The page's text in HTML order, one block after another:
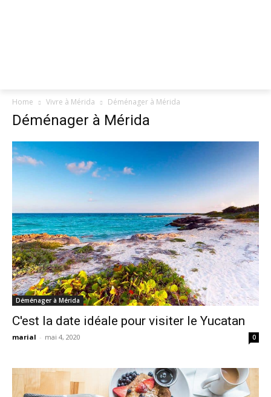
Home Vivre à Mérida Déménager à Mérida
Déménager à Mérida
Déménager à Mérida
C'est la date idéale pour visiter le Yucatan
marial - mai 4, 2020 0